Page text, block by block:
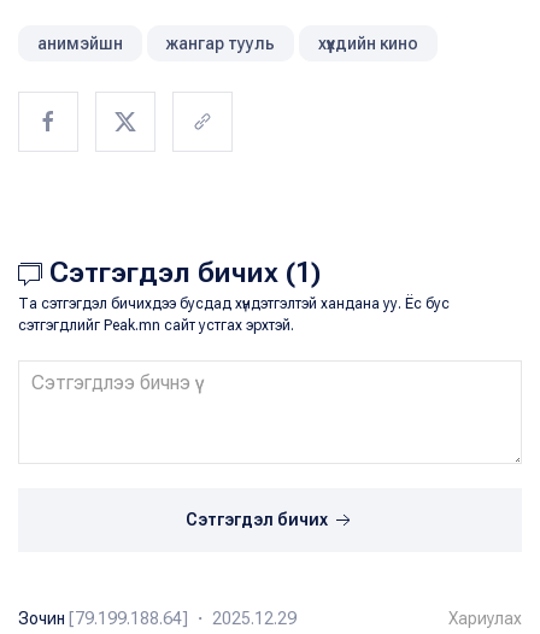
анимэйшн жангар тууль хүүхдийн кино
Сэтгэгдэл бичих (1)
Та сэтгэгдэл бичихдээ бусдад хүндэтгэлтэй хандана уу. Ёс бус
сэтгэгдлийг Peak.mn сайт устгах эрхтэй.
Сэтгэгдэл бичих
Зочин [79.199.188.64] ・ 2025.12.29 Хариулах